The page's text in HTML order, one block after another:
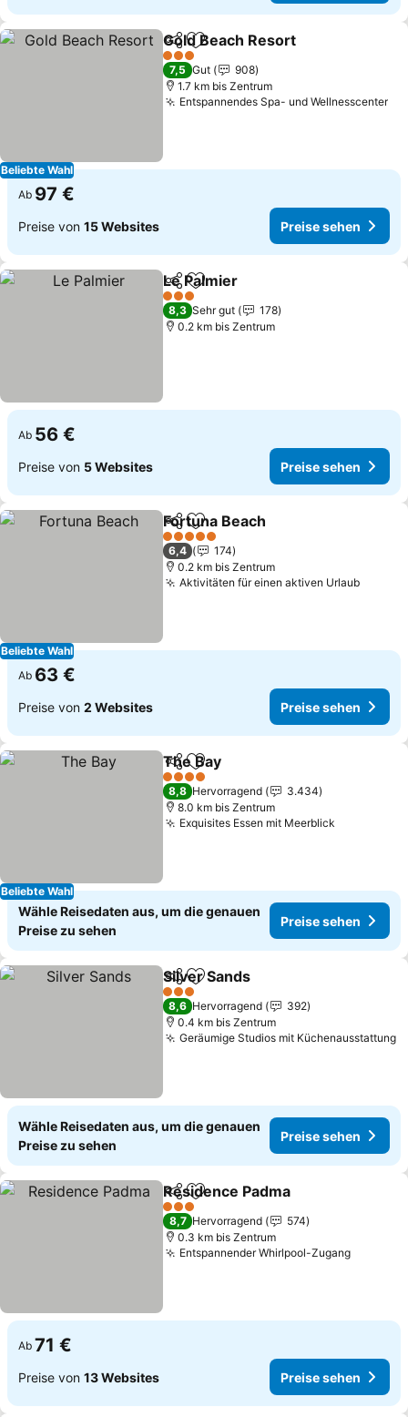
Beliebte Wahl
TeilenZu Favoriten hinzufügen
Gold Beach Resort
3 Sterne
7,5 Gut
908
1.7 km bis Zentrum
Entspannendes Spa- und Wellnesscenter
Ab 97 €
Preise von 15 Websites Preise sehen
TeilenZu Favoriten hinzufügen
Le Palmier
3 Sterne
8,3 Sehr gut
178
0.2 km bis Zentrum
Ab 56 €
Preise von 5 Websites Preise sehen
Beliebte Wahl
TeilenZu Favoriten hinzufügen
Fortuna Beach
5 Sterne
6,4
174
0.2 km bis Zentrum
Aktivitäten für einen aktiven UrlaubPreise
Ab 63 €
Preise von 2 Websites Preise sehen
Beliebte Wahl
TeilenZu Favoriten hinzufügen
The Bay
4 Sterne
8,8 Hervorragend
3.434
8.0 km bis Zentrum
Exquisites Essen mit Meerblick
Wähle Reisedaten aus, um die genauen
Preise zu sehen
Preise sehen
TeilenZu Favoriten hinzufügen
Silver Sands
3 Sterne
8,6 Hervorragend
392
0.4 km bis Zentrum
Geräumige Studios mit Küchenausstattung
Wähle Reisedaten aus, um die genauen
Preise zu sehen
Preise sehen
TeilenZu Favoriten hinzufügen
Residence Padma
3 Sterne
8,7 Hervorragend
574
0.3 km bis Zentrum
Entspannender Whirlpool-ZugangPreise
Ab 71 €
Preise von 13 Websites Preise sehen